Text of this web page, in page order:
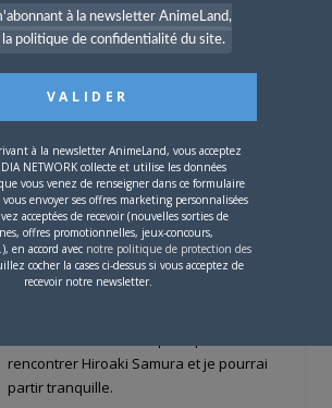
partager
sur
Google+
(ouvre
une
nouvelle
fenêtre)
AMIS !
FacebookGoogle+PinterestLinkedIn
Email
L'AUTEUR
BRUNO DE LA CRUZ
rencontrer Hiroaki Samura et je pourrai
partir tranquille.
à la newsletter AnimeLand,
la politique de confidentialité du site.
à la newsletter AnimeLand, vous acceptez
NETWORK collecte et utilise les données
vous venez de renseigner dans ce formulaire
envoyer ses offres marketing personnalisées
acceptées de recevoir (nouvelles sorties de
offres promotionnelles, jeux-concours,
en accord avec notre politique de protection des
cocher la cases ci-dessus si vous acceptez de
recevoir notre newsletter.